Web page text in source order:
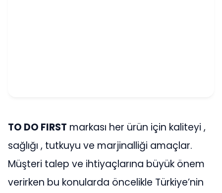
TO DO FIRST markası her ürün için kaliteyi ,
sağlığı , tutkuyu ve marjinalliği amaçlar.
Müşteri talep ve ihtiyaçlarına büyük önem
verirken bu konularda öncelikle Türkiye’nin